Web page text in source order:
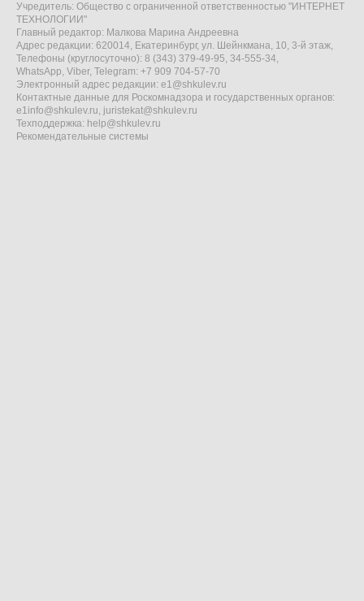
Учредитель: Общество с ограниченной ответственностью "ИНТЕРНЕТ
ТЕХНОЛОГИИ"
Главный редактор: Малкова Марина Андреевна
Адрес редакции: 620014, Екатеринбург, ул. Шейнкмана, 10, 3-й этаж,
Телефоны (круглосуточно): 8 (343) 379-49-95, 34-555-34,
WhatsApp, Viber, Telegram: +7 909 704-57-70
Электронный адрес редакции: e1@shkulev.ru
Контактные данные для Роскомнадзора и государственных органов:
e1info@shkulev.ru, juristekat@shkulev.ru
Техподдержка: help@shkulev.ru
Рекомендательные системы